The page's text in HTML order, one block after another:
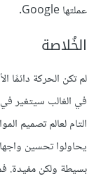
عملتها Google.
الخُلاصة
لم تكن الحركة دائمًا
التام لعالم تصميم
يحاولوا تحسين
بسيطة ولكن مفيدة.